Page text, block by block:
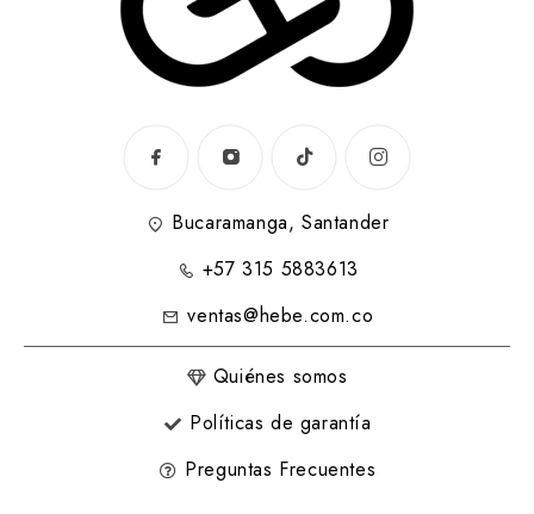
Bucaramanga, Santander
+57 315 5883613
ventas@hebe.com.co
Quiénes somos
Políticas de garantía
Preguntas Frecuentes